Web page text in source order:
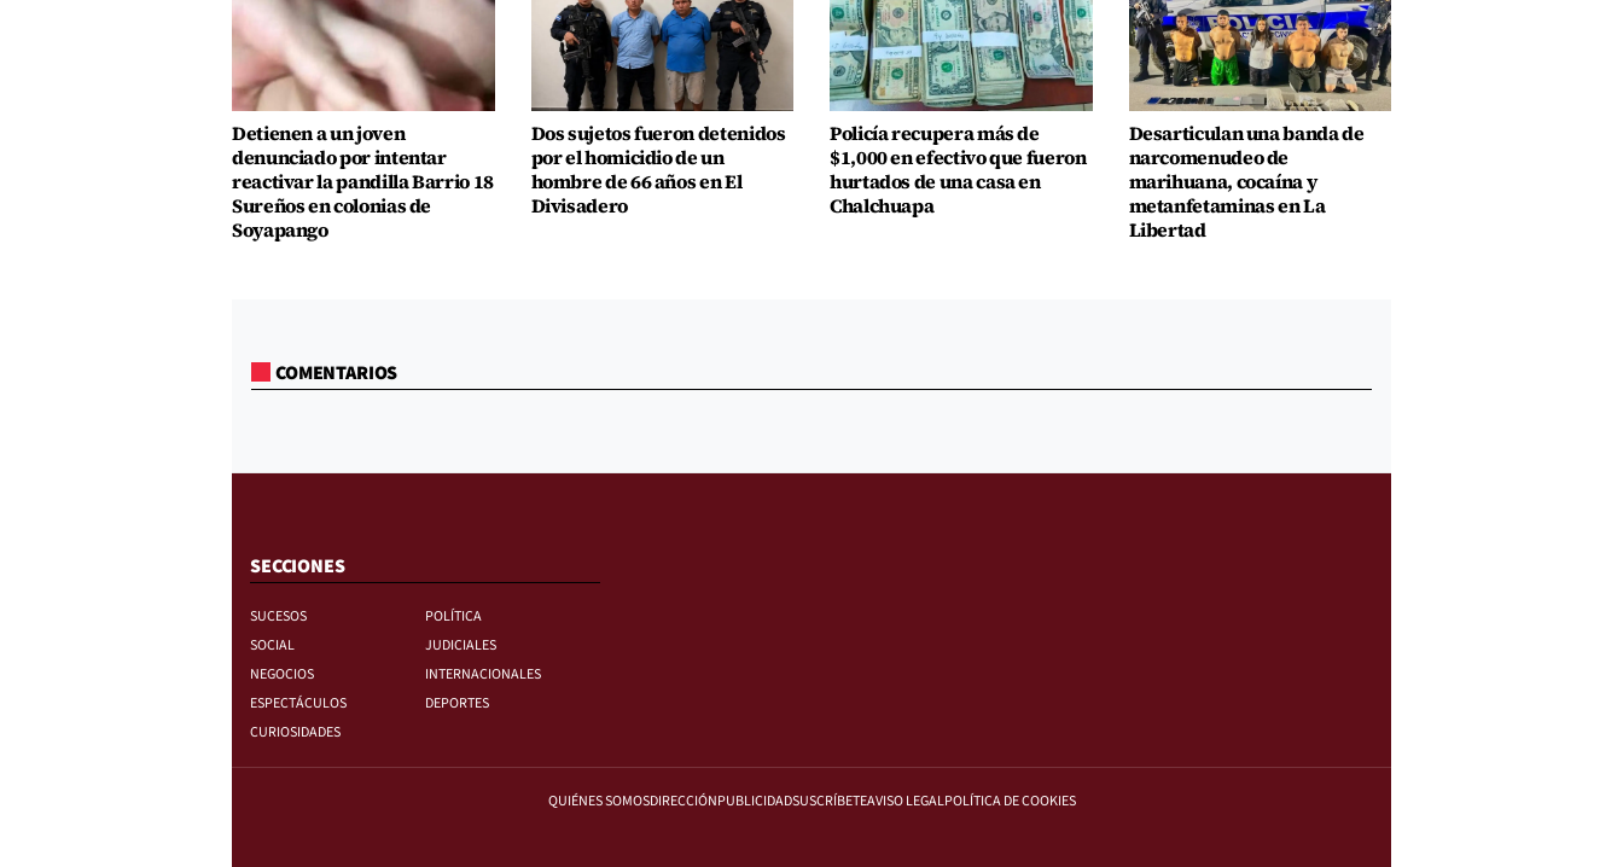
Detienen a un joven
denunciado por intentar
reactivar la pandilla Barrio 18
Sureños en colonias de
Soyapango
Dos sujetos fueron detenidos
por el homicidio de un
hombre de 66 años en El
Divisadero
Policía recupera más de
$1,000 en efectivo que fueron
hurtados de una casa en
Chalchuapa
Desarticulan una banda de
narcomenudeo de
marihuana, cocaína y
metanfetaminas en La
Libertad
COMENTARIOS
SECCIONES
SUCESOS
POLÍTICA
SOCIAL
JUDICIALES
NEGOCIOS
INTERNACIONALES
ESPECTÁCULOS
DEPORTES
CURIOSIDADES
QUIÉNES SOMOSDIRECCIÓNPUBLICIDADSUSCRÍBETEAVISO LEGALPOLÍTICA DE COOKIES